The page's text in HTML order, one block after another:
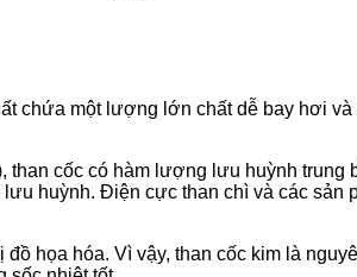
chứa một lượng lớn chất dễ bay hơi
cốc có hàm lượng lưu huỳnh trung
huỳnh. Điện cực than chì và các sản
họa hóa. Vì vậy, than cốc kim là